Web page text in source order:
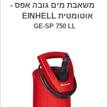
משאבת מים גובה אפס -
אוטומטית EINHELL
GE-SP 750 LL